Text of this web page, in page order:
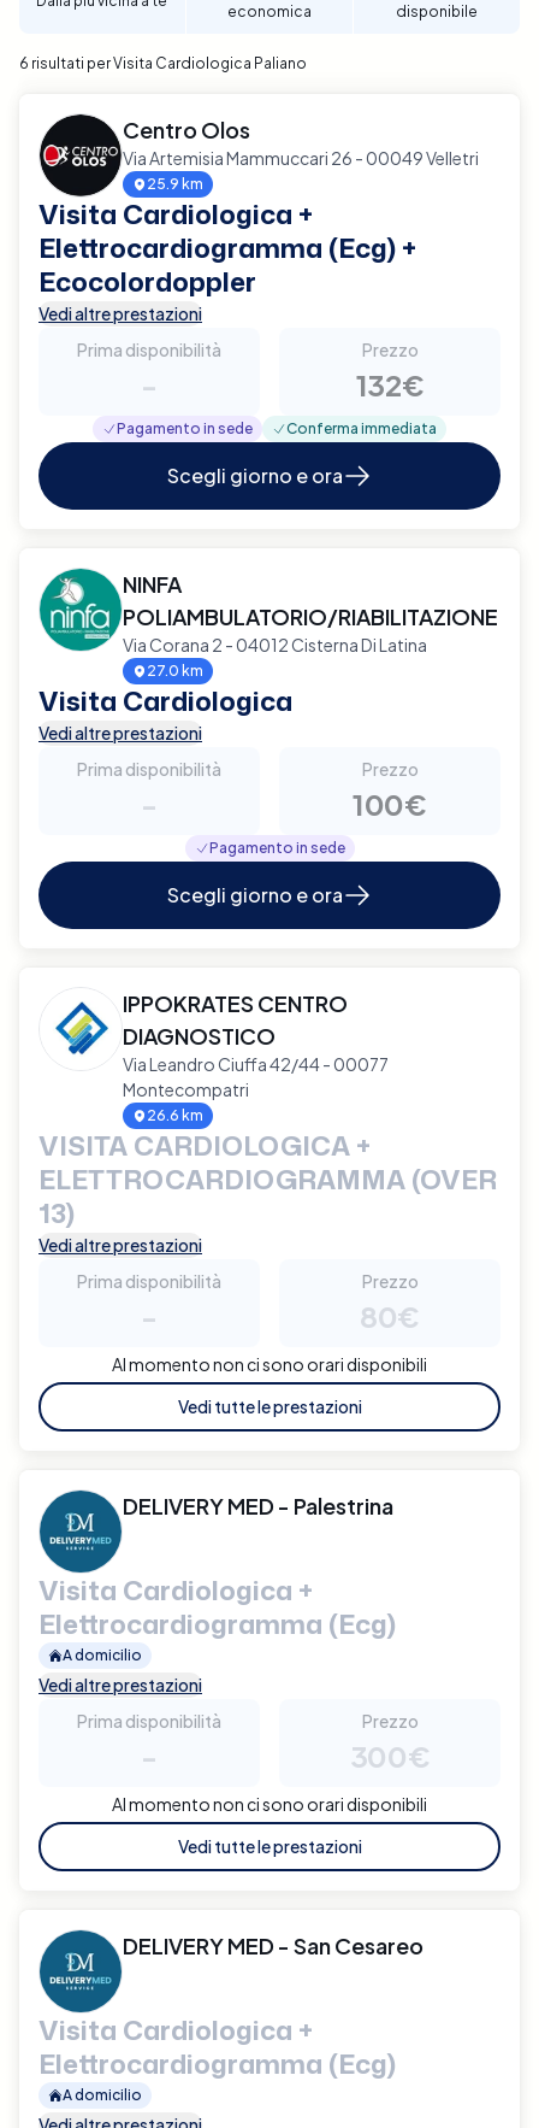
per garantire un supporto diagnostico completo e
economica
disponibile
6 risultati per Visita Cardiologica Paliano
Centro Olos
Via Artemisia Mammuccari 26 - 00049 Velletri
25.9 km
Visita Cardiologica +
Elettrocardiogramma (Ecg) +
Ecocolordoppler
Vedi altre prestazioni
Prima disponibilità
-
Prezzo
132€
Pagamento in sede Conferma immediata
Scegli giorno e ora
NINFA
POLIAMBULATORIO/RIABILITAZIONE
Via Corana 2 - 04012 Cisterna Di Latina
27.0 km
Visita Cardiologica
Vedi altre prestazioni
Prima disponibilità
-
Prezzo
100€
Pagamento in sede
Scegli giorno e ora
IPPOKRATES CENTRO
DIAGNOSTICO
Via Leandro Ciuffa 42/44 - 00077
Montecompatri
26.6 km
VISITA CARDIOLOGICA +
ELETTROCARDIOGRAMMA (OVER
13)
Vedi altre prestazioni
Prima disponibilità
-
Prezzo
80€
Al momento non ci sono orari disponibili
Vedi tutte le prestazioni
DELIVERY MED - Palestrina
Visita Cardiologica +
Elettrocardiogramma (Ecg)
A domicilio
Vedi altre prestazioni
Prima disponibilità
-
Prezzo
300€
Al momento non ci sono orari disponibili
Vedi tutte le prestazioni
DELIVERY MED - San Cesareo
Visita Cardiologica +
Elettrocardiogramma (Ecg)
A domicilio